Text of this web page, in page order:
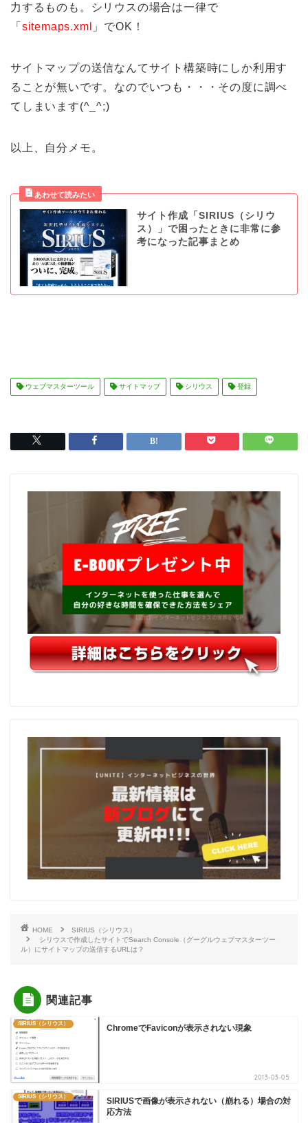
力するものも。シリウスの場合は一律で
「 sitemaps.xml 」でOK！
サイトマップの送信なんてサイト構築時にしか利用す
ることが無いです。なのでいつも・・・その度に調べ
てしまいます(^_^;)
以上、自分メモ。
サイト作成「SIRIUS（シリウ
ス）」で困ったときに非常に参
考になった記事まとめ
ウェブマスターツール サイトマップ シリウス 登録
HOME
SIRIUS（シリウス）
シリウスで作成したサイトでSearch Console（グーグルウェブマスターツー
ル）にサイトマップの送信するURLは？
関連記事
SIRIUS（シリウス） ChromeでFaviconが表示されない現象
2013-03-05
SIRIUS（シリウス）
SIRIUSで画像が表示されない（崩れる）場合の対
応方法